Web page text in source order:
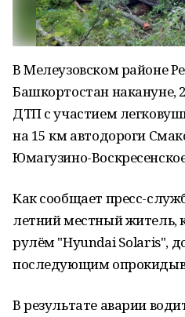
В Мелеузовском районе
Башкортостан накануне,
ДТП с участием
на 15 км автодороги
Юмагузино-
Как сообщает пресс-
летний местный житель,
рулём "Hyundai Solaris",
последующим
В результате аварии